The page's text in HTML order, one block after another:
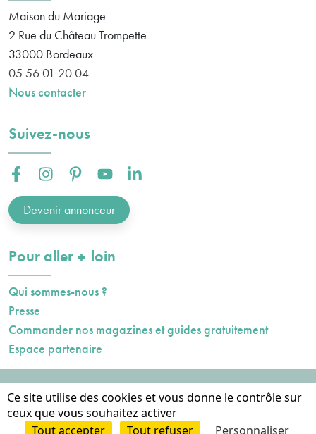
Maison du Mariage
2 Rue du Château Trompette
33000 Bordeaux
05 56 01 20 04
Nous contacter
Suivez-nous
Facebook :Instagram :Pinterest :Youtube :Linkedin :
Devenir annonceur
Pour aller plusloin
Qui sommes-nous ?
Presse
Commander nos magazines et guides gratuitement
Espace partenaire
Mentions légales
Données personnelles
Cookies
Ce site utilise des cookies et vous donne le contrôle sur
ceux que vous souhaitez activer
Tout accepter
Tout refuser Personnaliser